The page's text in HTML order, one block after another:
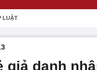
LUẬT
giả danh